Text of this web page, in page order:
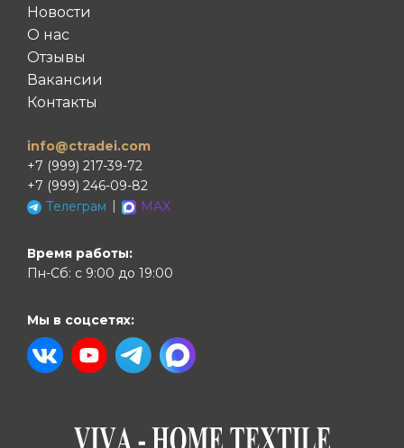
Новости
О нас
Отзывы
Вакансии
Контакты
info@ctradei.com
+7 (999) 217-39-72
+7 (999) 246-09-82
Телеграм
MAX
Время работы:
Пн-Сб: с 9:00 до 19:00
Мы в соцсетях: